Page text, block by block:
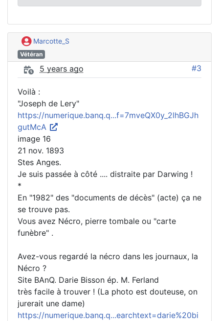
Marcotte_S
Vétéran
5 years ago #3
Voilà :
"Joseph de Lery"
https://numerique.banq.q...f=7mveQX0y_2lhBGJh
gutMcA
image 16
21 nov. 1893
Stes Anges.
Je suis passée à côté .... distraite par Darwing !
*
En "1982" des "documents de décès" (acte) ça ne
se trouve pas.
Vous avez Nécro, pierre tombale ou "carte
funèbre" .
Avez-vous regardé la nécro dans les journaux, la
Nécro ?
Site BAnQ. Darie Bisson ép. M. Ferland
très facile à trouver ! (La photo est douteuse, on
jurerait une dame)
https://numerique.banq.q...earchtext=darie%20bi